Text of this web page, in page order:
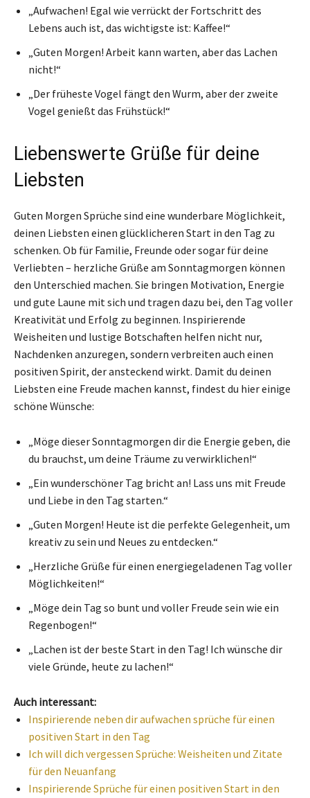
„Aufwachen! Egal wie verrückt der Fortschritt des
Lebens auch ist, das wichtigste ist: Kaffee!“
„Guten Morgen! Arbeit kann warten, aber das Lachen
nicht!“
„Der früheste Vogel fängt den Wurm, aber der zweite
Vogel genießt das Frühstück!“
Liebenswerte Grüße für deine
Liebsten
Guten Morgen Sprüche sind eine wunderbare Möglichkeit,
deinen Liebsten einen glücklicheren Start in den Tag zu
schenken. Ob für Familie, Freunde oder sogar für deine
Verliebten – herzliche Grüße am Sonntagmorgen können
den Unterschied machen. Sie bringen Motivation, Energie
und gute Laune mit sich und tragen dazu bei, den Tag voller
Kreativität und Erfolg zu beginnen. Inspirierende
Weisheiten und lustige Botschaften helfen nicht nur,
Nachdenken anzuregen, sondern verbreiten auch einen
positiven Spirit, der ansteckend wirkt. Damit du deinen
Liebsten eine Freude machen kannst, findest du hier einige
schöne Wünsche:
„Möge dieser Sonntagmorgen dir die Energie geben, die
du brauchst, um deine Träume zu verwirklichen!“
„Ein wunderschöner Tag bricht an! Lass uns mit Freude
und Liebe in den Tag starten.“
„Guten Morgen! Heute ist die perfekte Gelegenheit, um
kreativ zu sein und Neues zu entdecken.“
„Herzliche Grüße für einen energiegeladenen Tag voller
Möglichkeiten!“
„Möge dein Tag so bunt und voller Freude sein wie ein
Regenbogen!“
„Lachen ist der beste Start in den Tag! Ich wünsche dir
viele Gründe, heute zu lachen!“
Auch interessant:
Inspirierende neben dir aufwachen sprüche für einen
positiven Start in den Tag
Ich will dich vergessen Sprüche: Weisheiten und Zitate
für den Neuanfang
Inspirierende Sprüche für einen positiven Start in den